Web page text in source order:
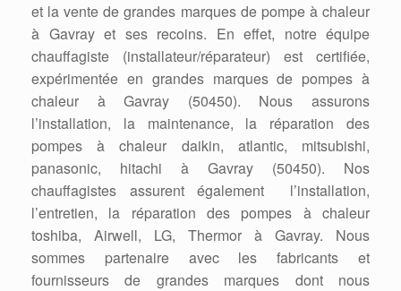
et la vente de grandes marques de pompe à chaleur
à Gavray et ses recoins. En effet, notre équipe
chauffagiste (installateur/réparateur) est certifiée,
expérimentée en grandes marques de pompes à
chaleur à Gavray (50450). Nous assurons
l’installation, la maintenance, la réparation des
pompes à chaleur daikin, atlantic, mitsubishi,
panasonic, hitachi à Gavray (50450). Nos
chauffagistes assurent également l’installation,
l’entretien, la réparation des pompes à chaleur
toshiba, Airwell, LG, Thermor à Gavray. Nous
sommes partenaire avec les fabricants et
fournisseurs de grandes marques dont nous